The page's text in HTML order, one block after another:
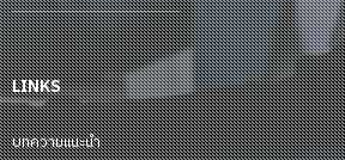
LINKS
บทความแนะนำ